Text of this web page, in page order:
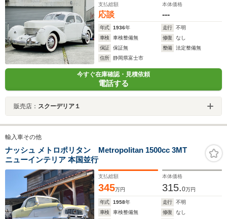
支払総額
応談
本体価格
---
年式 1936年 走行
不明
車検
車検整備無 修復
なし
保証
保証無 整備
法定整備無
住所
静岡県富士市
今すぐ在庫確認・見積依頼
電話する
販売店： スクーデリア１
輸入車その他
ナッシュ メトロポリタン Metropolitan 1500cc 3MT
ニューインテリア 本国並行
支払総額
345万円
本体価格
315.0万円
年式 1958年 走行
不明
車検
車検整備無 修復
なし